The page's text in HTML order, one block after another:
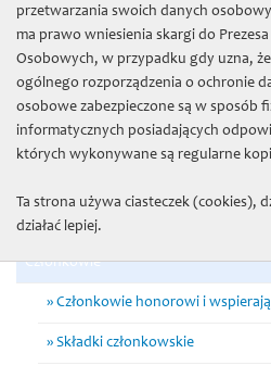
Dokumenty do pobrania
Struktura
Wydziały i komisje
Zarząd
Komitet Wydawniczy
Członkowie
Członkowie honorowi i
Składki członkowskie
przetwarzania swoich danych
ma prawo wniesienia skargi do
Osobowych, w przypadku gdy uzna,
ogólnego rozporządzenia o ochronie
osobowe zabezpieczone są w sposób
informatycznych posiadających
których wykonywane są regularne
Ta strona używa ciasteczek (cookies),
działać lepiej.